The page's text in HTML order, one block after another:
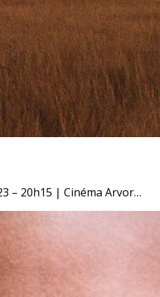
– 20h15 | Cinéma Arvor…